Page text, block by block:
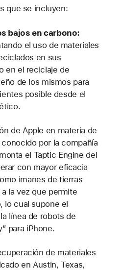
que se incluyen:
bajos en carbono:
el uso de materiales
en sus
en el reciclaje de
de los mismos para
posible desde el
de Apple en materia de
por la compañía
el Taptic Engine del
con mayor eficacia
imanes de tierras
la vez que permite
lo cual supone el
línea de robots de
para iPhone.
de materiales
en Austin, Texas,